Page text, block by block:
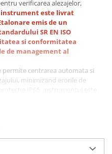
verificarea alezajelor,
instrument este livrat
emis de un
SR EN ISO
si conformitatea
de management al
centrarea automata si
minimizand erorile de
si a jeturilor de lichid de
mediile de lucru industriale
mm